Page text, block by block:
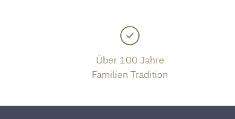
Über 100 Jahre
Familien Tradition